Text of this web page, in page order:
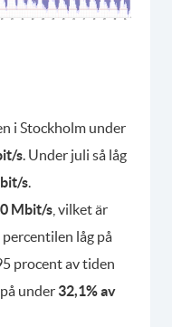
i Stockholm under
s . Under juli så låg
s
Mbit/s , vilket är
percentilen låg på
procent av tiden
under 32,1% av